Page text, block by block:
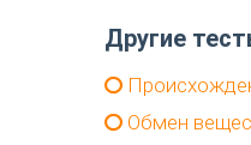
Другие
Обмен